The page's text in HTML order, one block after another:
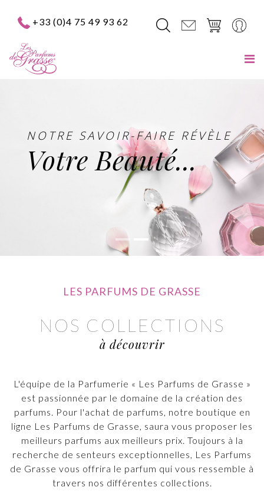
+33 (0)4 75 49 93 62
NOTRE SAVOIR-FAIRE RÉVÈLE
Votre Beauté...
LES PARFUMS DE GRASSE
NOS COLLECTIONS
à découvrir
L'équipe de la Parfumerie « Les Parfums de Grasse »
est passionnée par le domaine de la création des
parfums. Pour l'achat de parfums, notre boutique en
ligne Les Parfums de Grasse, saura vous proposer les
meilleurs parfums aux meilleurs prix. Toujours à la
recherche de senteurs exceptionnelles, Les Parfums
de Grasse vous offrira le parfum qui vous ressemble à
travers nos différentes collections.